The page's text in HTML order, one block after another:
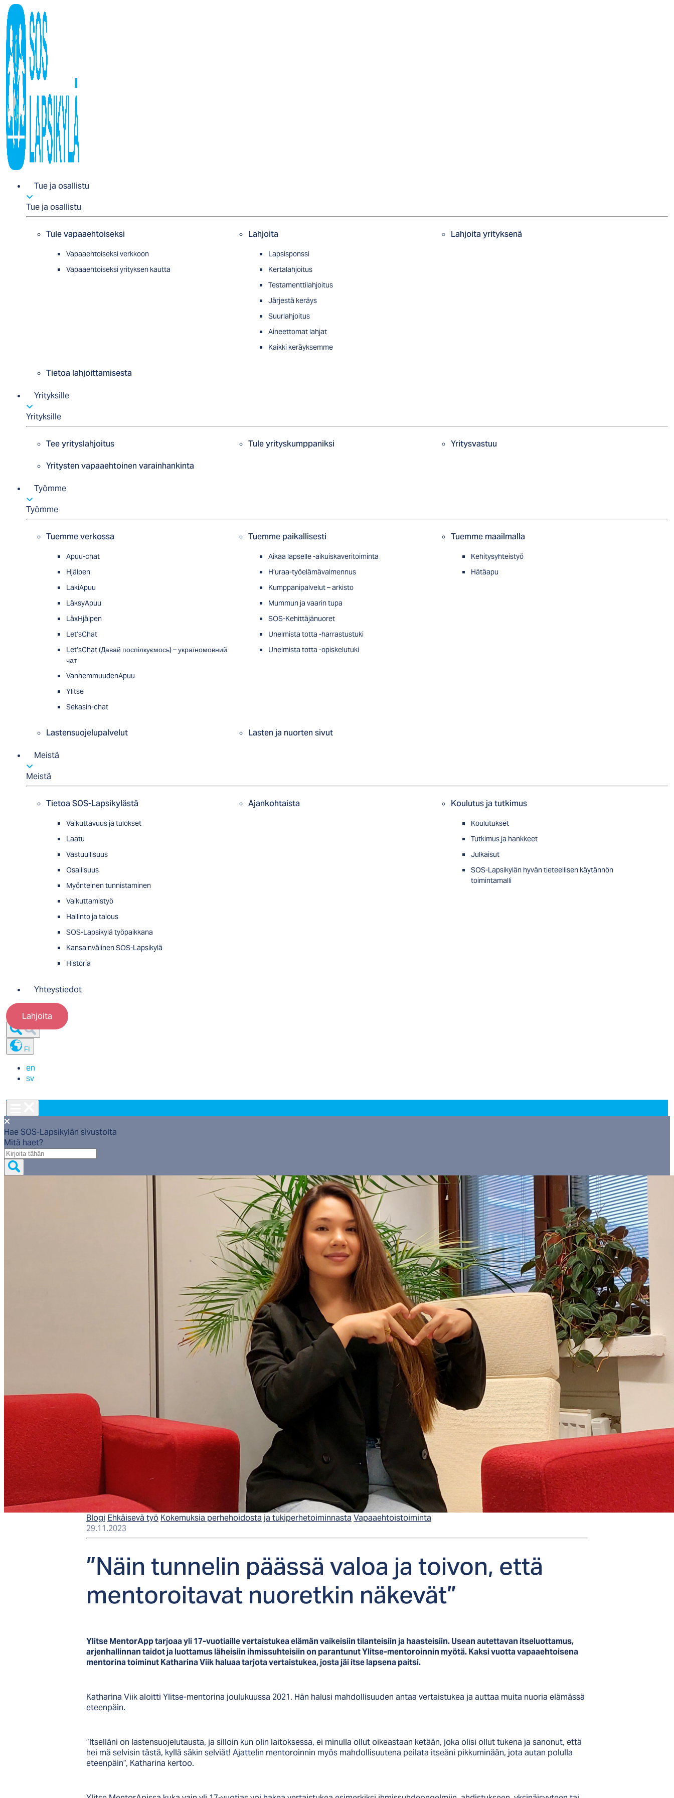
Tue ja osallistu
Tue ja osallistu
Tule vapaaehtoiseksi
Vapaaehtoiseksi verkkoon
Vapaaehtoiseksi yrityksen kautta
Lahjoita
Lapsisponssi
Kertalahjoitus
Testamenttilahjoitus
Järjestä keräys
Suurlahjoitus
Aineettomat lahjat
Kaikki keräyksemme
Lahjoita yrityksenä
Tietoa lahjoittamisesta
Yrityksille
Yrityksille
Tee yrityslahjoitus Tule yrityskumppaniksi
Yritysvastuu
Yritysten vapaaehtoinen varainhankinta
Työmme
Työmme
Tuemme verkossa
Apuu-chat
Hjälpen
LakiApuu
LäksyApuu
LäxHjälpen
Let’sChat
Let’sChat (Давай поспілкуємось) – україномовний
чат
VanhemmuudenApuu
Ylitse
Sekasin-chat
Tuemme paikallisesti
Aikaa lapselle -aikuiskaveritoiminta
H’uraa-työelämävalmennus
Kumppanipalvelut – arkisto
Mummun ja vaarin tupa
SOS-Kehittäjänuoret
Unelmista totta -harrastustuki
Unelmista totta -opiskelutuki
Tuemme maailmalla
Kehitysyhteistyö
Hätäapu
Lastensuojelupalvelut Lasten ja nuorten sivut
Meistä
Meistä
Tietoa SOS-Lapsikylästä
Vaikuttavuus ja tulokset
Laatu
Vastuullisuus
Osallisuus
Myön­tei­nen tun­nis­ta­minen
Vaikuttamistyö
Hallinto ja talous
SOS-Lapsikylä työpaikkana
Kansainvälinen SOS-Lapsikylä
Historia
Ajankohtaista Koulutus ja tutkimus
Koulutukset
Tutkimus ja hankkeet
Julkaisut
SOS-Lapsikylän hyvän tieteellisen käytännön
toimintamalli
Yhteystiedot
Lahjoita
FI
en
sv
Hae SOS-Lapsikylän sivustolta
Mitä haet?
Mitä
haet?
Blogi Ehkäisevä työ Kokemuksia perhehoidosta ja tukiperhetoiminnasta Vapaaehtoistoiminta
29.11.2023
”Näin tun­ne­lin pääs­sä va­loa ja toi­von, et­tä
men­to­roi­ta­vat nuo­ret­kin nä­ke­vät”
Ylitse MentorApp tarjoaa yli 17-vuotiaille vertaistukea elämän vaikeisiin tilanteisiin ja haasteisiin. Usean autettavan itseluottamus,
arjenhallinnan taidot ja luottamus läheisiin ihmissuhteisiin on parantunut Ylitse-mentoroinnin myötä. Kaksi vuotta vapaaehtoisena
mentorina toiminut Katharina Viik haluaa tarjota vertaistukea, josta jäi itse lapsena paitsi.
Katharina Viik aloitti Ylitse-mentorina joulukuussa 2021. Hän halusi mahdollisuuden antaa vertaistukea ja auttaa muita nuoria elämässä
eteenpäin.
”Itselläni on lastensuojelutausta, ja silloin kun olin laitoksessa, ei minulla ollut oikeastaan ketään, joka olisi ollut tukena ja sanonut, että
hei mä selvisin tästä, kyllä säkin selviät! Ajattelin mentoroinnin myös mahdollisuutena peilata itseäni pikkuminään, jota autan polulla
eteenpäin”, Katharina kertoo.